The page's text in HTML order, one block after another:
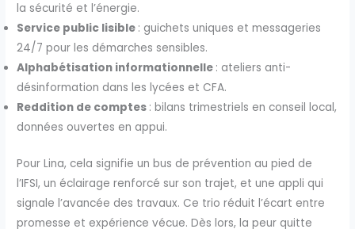
la sécurité et l’énergie.
Service public lisible : guichets uniques et messageries
24/7 pour les démarches sensibles.
Alphabétisation informationnelle : ateliers anti-
désinformation dans les lycées et CFA.
Reddition de comptes : bilans trimestriels en conseil local,
données ouvertes en appui.
Pour Lina, cela signifie un bus de prévention au pied de
l’IFSI, un éclairage renforcé sur son trajet, et une appli qui
signale l’avancée des travaux. Ce trio réduit l’écart entre
promesse et expérience vécue. Dès lors, la peur quitte